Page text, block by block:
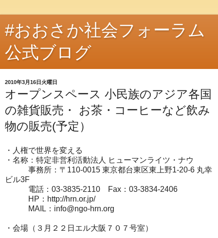
#おおさか社会フォーラム
公式ブログ
2010年3月16日火曜日
オープンスペース 小民族のアジア各国
の雑貨販売・ お茶・コーヒーなど飲み
物の販売(予定）
・人権で世界を変える
・名称：特定非営利活動法人 ヒューマンライツ・ナウ
事務所：〒110-0015 東京都台東区東上野1-20-6 丸幸
ビル3F
電話：03-3835-2110 Fax：03-3834-2406
HP：http://hrn.or.jp/
MAIL：info@ngo-hrn.org
・会場（３月２２日エル大阪７０７号室）